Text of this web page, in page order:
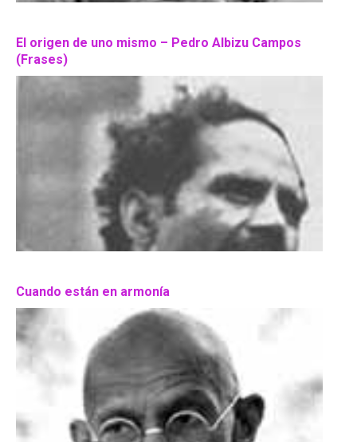
El origen de uno mismo – Pedro Albizu Campos
(Frases)
Cuando están en armonía